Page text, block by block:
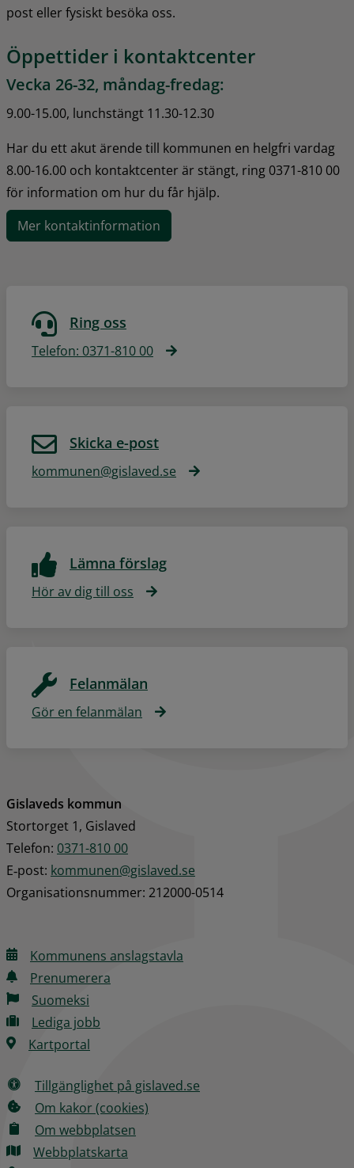
post eller fysiskt besöka oss.
Öppettider i kontaktcenter
Vecka 26-32, måndag-fredag:
9.00-15.00, lunchstängt 11.30-12.30
Har du ett akut ärende till kommunen en helgfri vardag
8.00-16.00 och kontaktcenter är stängt, ring 0371-810 00
för information om hur du får hjälp.
Mer kontaktinformation
Ring oss
Telefon: 0371-810 00
Skicka e-post
kommunen@gislaved.se
Lämna förslag
Hör av dig till oss
Felanmälan
Gör en felanmälan
Gislaveds kommun
Stortorget 1, Gislaved
Telefon: 0371-810 00
E‑post: kommunen@gislaved.se
Organisationsnummer: 212000-0514
Kommunens anslagstavla
Prenumerera
Suomeksi
Lediga jobb
Kartportal
Tillgänglighet på gislaved.se
Om kakor (cookies)
Om webbplatsen
Webbplatskarta